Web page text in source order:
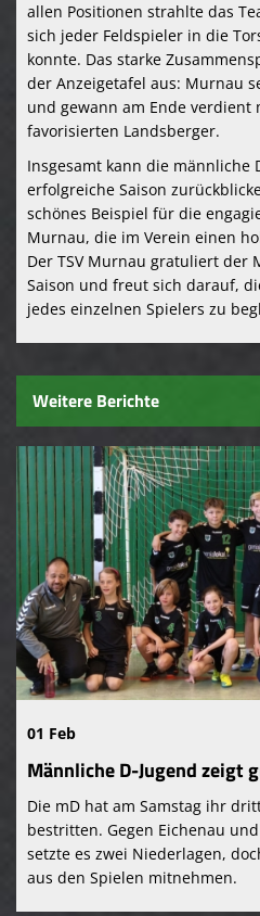
allen Positionen strahlte das
sich jeder Feldspieler in die
konnte. Das starke
der Anzeigetafel aus: Murnau
und gewann am Ende verdient
favorisierten Landsberger.
Insgesamt kann die männliche
erfolgreiche Saison
schönes Beispiel für die
Murnau, die im Verein einen
Der TSV Murnau gratuliert der
Saison und freut sich darauf,
jedes einzelnen Spielers zu
Weitere Berichte
01 Feb
Männliche D-Jugend zeigt
Die mD hat am Samstag ihr
bestritten. Gegen Eichenau
setzte es zwei Niederlagen,
aus den Spielen mitnehmen.